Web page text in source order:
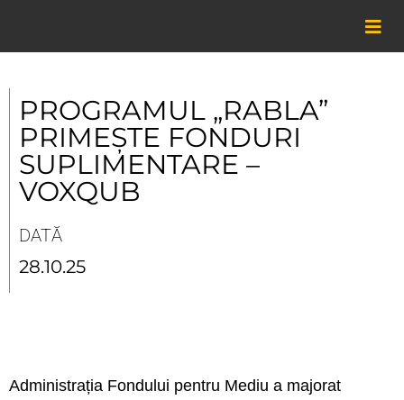
content
PROGRAMUL „RABLA”
PRIMEȘTE FONDURI
SUPLIMENTARE –
VOXQUB
DATĂ
28.10.25
Administrația Fondului pentru Mediu a majorat